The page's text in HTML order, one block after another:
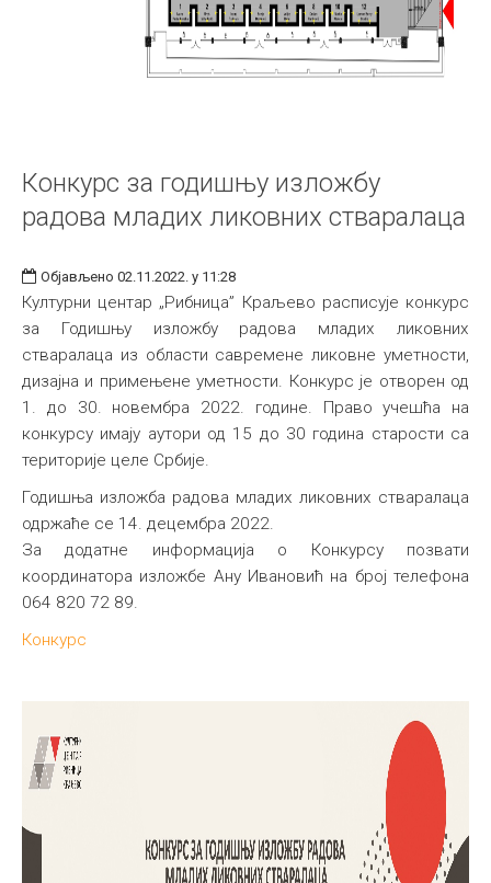
Конкурс за годишњу изложбу
радова младих ликовних стваралаца
Објављено 02.11.2022. у 11:28
Културни центар „Рибница” Краљево расписује конкурс
за Годишњу изложбу радова младих ликовних
стваралаца из области савремене ликовне уметности,
дизајна и примењене уметности. Конкурс је отворен од
1. до 30. новембра 2022. године. Право учешћа на
конкурсу имају аутори од 15 до 30 година старости са
територије целе Србије.
Годишња изложба радова младих ликовних стваралаца
одржаће се 14. децембра 2022.
За додатне информација о Конкурсу позвати
координатора изложбе Ану Ивановић на број телефона
064 820 72 89.
Конкурс